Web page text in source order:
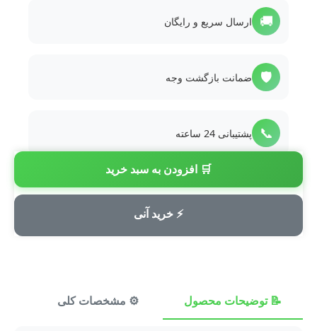
🛒 افزودن به سبد خرید
⚡ خرید آنی
🚚 ارسال سریع و رایگان
🛡️ ضمانت بازگشت وجه
📞 پشتیبانی 24 ساعته
💳 پرداخت امن
📝 توضیحات محصول ⚙️ مشخصات کلی